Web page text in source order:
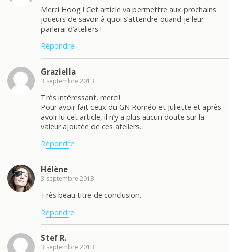
Merci Hoog ! Cet article va permettre aux prochains
joueurs de savoir à quoi s’attendre quand je leur
parlerai d’ateliers !
Répondre
Graziella
3 septembre 2013
Très intéressant, merci!
Pour avoir fait ceux du GN Roméo et Juliette et après
avoir lu cet article, il n’y a plus aucun doute sur la
valeur ajoutée de ces ateliers.
Répondre
Hélène
3 septembre 2013
Très beau titre de conclusion.
Répondre
Stef R.
3 septembre 2013